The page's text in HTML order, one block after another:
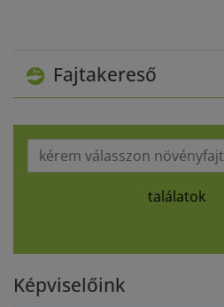
Fajtakereső
kérem válasszon növényfajt
találatok
Képviselőink